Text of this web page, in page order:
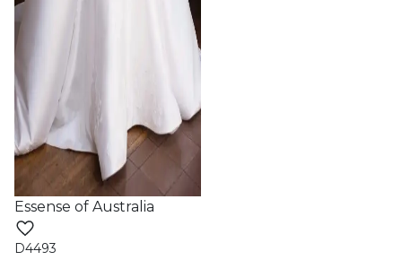
Essense of Australia
D4493